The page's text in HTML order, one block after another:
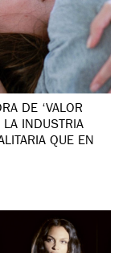
DE ‘VALOR
LA INDUSTRIA
QUE EN